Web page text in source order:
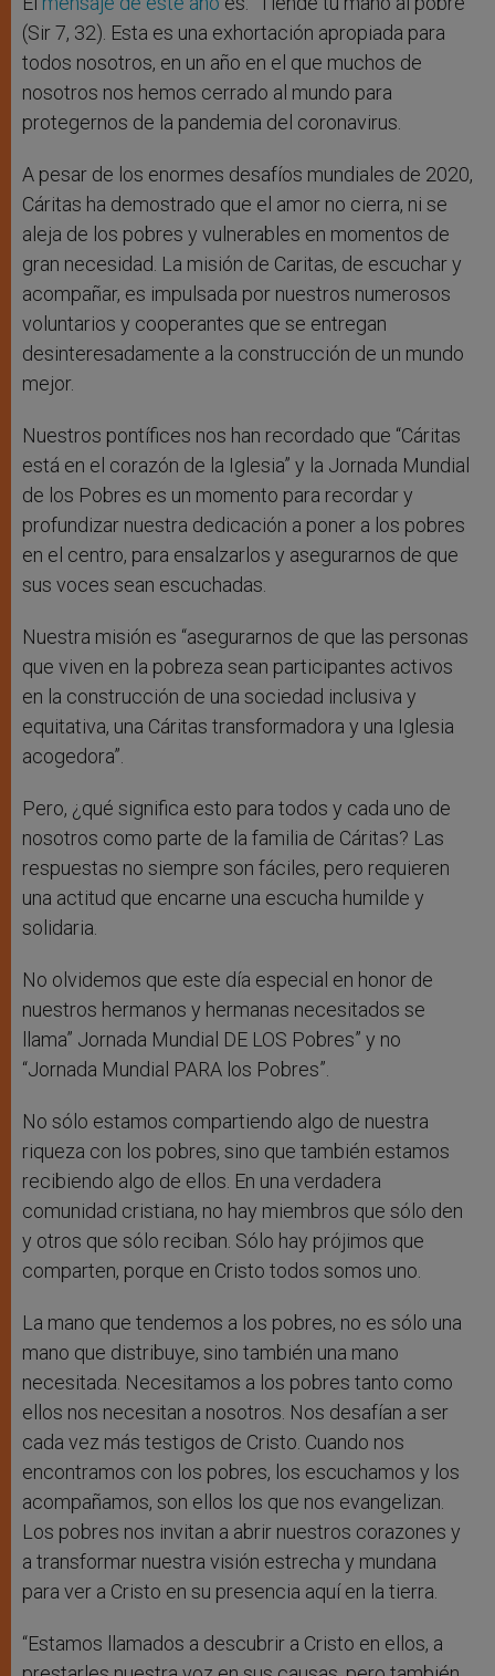
(Sir 7, 32). Esta es una exhortación apropiada para
todos nosotros, en un año en el que muchos de
nosotros nos hemos cerrado al mundo para
protegernos de la pandemia del coronavirus.
A pesar de los enormes desafíos mundiales de 2020,
Cáritas ha demostrado que el amor no cierra, ni se
aleja de los pobres y vulnerables en momentos de
gran necesidad. La misión de Caritas, de escuchar y
acompañar, es impulsada por nuestros numerosos
voluntarios y cooperantes que se entregan
desinteresadamente a la construcción de un mundo
mejor.
Nuestros pontífices nos han recordado que “Cáritas
está en el corazón de la Iglesia” y la Jornada Mundial
de los Pobres es un momento para recordar y
profundizar nuestra dedicación a poner a los pobres
en el centro, para ensalzarlos y asegurarnos de que
sus voces sean escuchadas.
Nuestra misión es “asegurarnos de que las personas
que viven en la pobreza sean participantes activos
en la construcción de una sociedad inclusiva y
equitativa, una Cáritas transformadora y una Iglesia
acogedora”.
Pero, ¿qué significa esto para todos y cada uno de
nosotros como parte de la familia de Cáritas? Las
respuestas no siempre son fáciles, pero requieren
una actitud que encarne una escucha humilde y
solidaria.
No olvidemos que este día especial en honor de
nuestros hermanos y hermanas necesitados se
llama” Jornada Mundial DE LOS Pobres” y no
“Jornada Mundial PARA los Pobres”.
No sólo estamos compartiendo algo de nuestra
riqueza con los pobres, sino que también estamos
recibiendo algo de ellos. En una verdadera
comunidad cristiana, no hay miembros que sólo den
y otros que sólo reciban. Sólo hay prójimos que
comparten, porque en Cristo todos somos uno.
La mano que tendemos a los pobres, no es sólo una
mano que distribuye, sino también una mano
necesitada. Necesitamos a los pobres tanto como
ellos nos necesitan a nosotros. Nos desafían a ser
cada vez más testigos de Cristo. Cuando nos
encontramos con los pobres, los escuchamos y los
acompañamos, son ellos los que nos evangelizan.
Los pobres nos invitan a abrir nuestros corazones y
a transformar nuestra visión estrecha y mundana
para ver a Cristo en su presencia aquí en la tierra.
“Estamos llamados a descubrir a Cristo en ellos, a